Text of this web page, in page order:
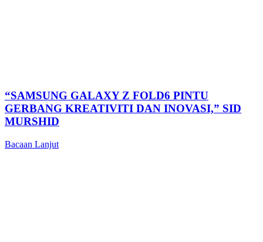
“SAMSUNG GALAXY Z FOLD6 PINTU
GERBANG KREATIVITI DAN INOVASI,” SID
MURSHID
Bacaan Lanjut